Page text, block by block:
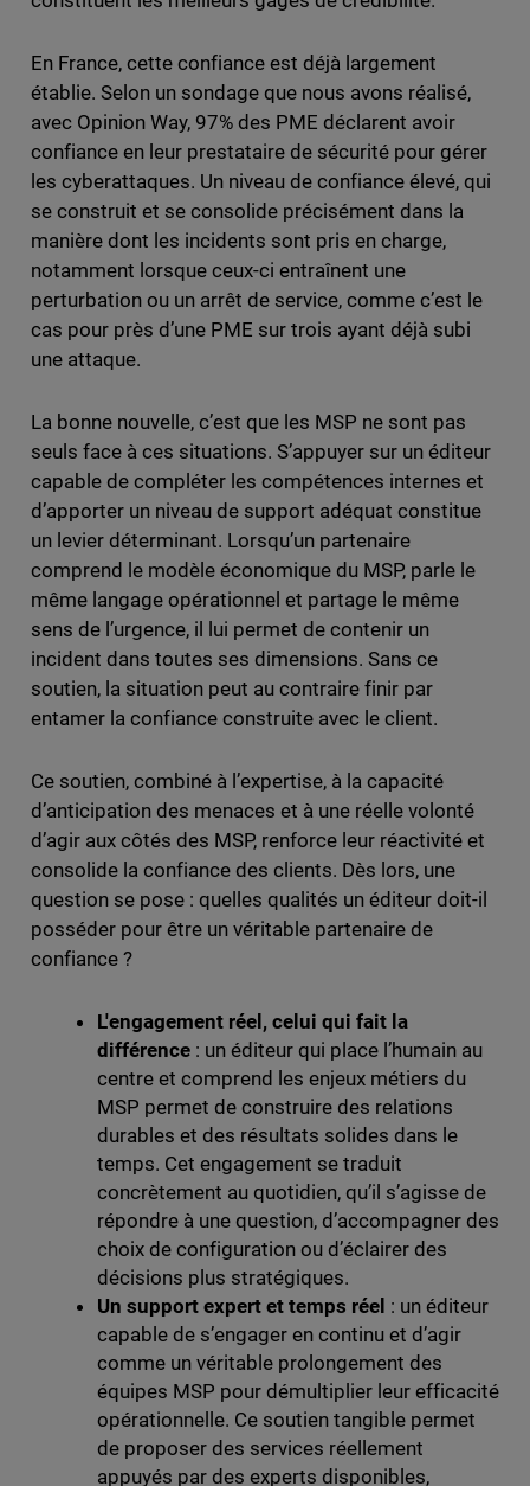
En France, cette confiance est déjà largement
établie. Selon un sondage que nous avons réalisé,
avec Opinion Way, 97% des PME déclarent avoir
confiance en leur prestataire de sécurité pour gérer
les cyberattaques. Un niveau de confiance élevé, qui
se construit et se consolide précisément dans la
manière dont les incidents sont pris en charge,
notamment lorsque ceux-ci entraînent une
perturbation ou un arrêt de service, comme c’est le
cas pour près d’une PME sur trois ayant déjà subi
une attaque.
La bonne nouvelle, c’est que les MSP ne sont pas
seuls face à ces situations. S’appuyer sur un éditeur
capable de compléter les compétences internes et
d’apporter un niveau de support adéquat constitue
un levier déterminant. Lorsqu’un partenaire
comprend le modèle économique du MSP, parle le
même langage opérationnel et partage le même
sens de l’urgence, il lui permet de contenir un
incident dans toutes ses dimensions. Sans ce
soutien, la situation peut au contraire finir par
entamer la confiance construite avec le client.
Ce soutien, combiné à l’expertise, à la capacité
d’anticipation des menaces et à une réelle volonté
d’agir aux côtés des MSP, renforce leur réactivité et
consolide la confiance des clients. Dès lors, une
question se pose : quelles qualités un éditeur doit-il
posséder pour être un véritable partenaire de
confiance ?
L'engagement réel, celui qui fait la
différence: un éditeur qui place l’humain au
centre et comprend les enjeux métiers du
MSP permet de construire des relations
durables et des résultats solides dans le
temps. Cet engagement se traduit
concrètement au quotidien, qu’il s’agisse de
répondre à une question, d’accompagner des
choix de configuration ou d’éclairer des
décisions plus stratégiques.
Un support expert et temps réel : un éditeur
capable de s’engager en continu et d’agir
comme un véritable prolongement des
équipes MSP pour démultiplier leur efficacité
opérationnelle. Ce soutien tangible permet
de proposer des services réellement
appuyés par des experts disponibles,